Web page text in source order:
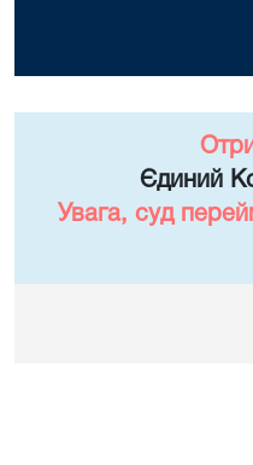
Єдиний
Увага, суд